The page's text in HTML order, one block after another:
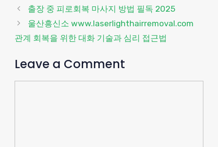
출장 중 피로회복 마사지 방법 필독 2025
울산흥신소 www.laserlighthairremoval.com
관계 회복을 위한 대화 기술과 심리 접근법
Leave a Comment